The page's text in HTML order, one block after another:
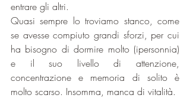
entrare gli altri.
Quasi sempre lo troviamo stanco, come
se avesse compiuto grandi sforzi, per cui
ha bisogno di dormire molto (ipersonnia)
e il suo livello di attenzione,
concentrazione e memoria di solito è
molto scarso. Insomma, manca di vitalità.